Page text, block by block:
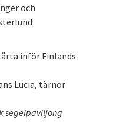
och
inför Finlands
Lucia, tärnor
segelpaviljong